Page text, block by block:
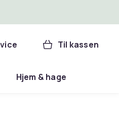
Til kassen
Hjem & hage